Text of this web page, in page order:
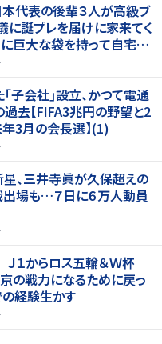
本代表の後輩３人が高級ブ
に誕プレを届けに家来てく
に巨大な袋を持って自宅訪
子会社｣設立、かつて電通
去【FIFA3兆円の野望と2
3月の会長選】(1)
星、三井寺眞が久保超えの
出場も…７日に６万人動員
１からロス五輪＆Ｗ杯
の戦力になるために戻っ
の経験生かす